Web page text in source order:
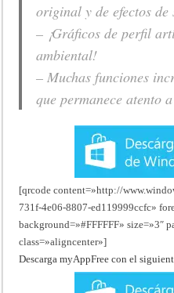
original y de efectos de
– ¡Gráficos de perfil
ambiental!
– Muchas funciones
que permanece atento
[qrcode content=»http://
731f-4e06-8807-ed119999ccfc»
background=»#FFFFFF» size=»3″
class=»aligncenter»]
Descarga myAppFree con el